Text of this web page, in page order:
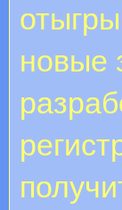
новые